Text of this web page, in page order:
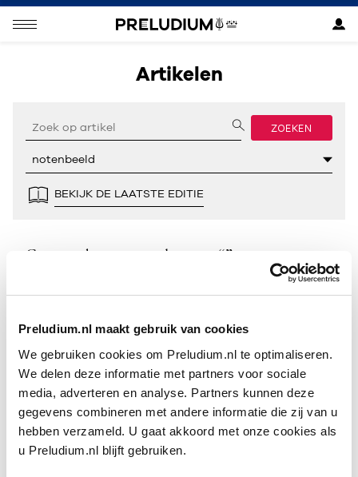
Preludium.nl maakt gebruik van cookies
We gebruiken cookies om Preludium.nl te optimaliseren.
We delen deze informatie met partners voor sociale
media, adverteren en analyse. Partners kunnen deze
gegevens combineren met andere informatie die zij van u
hebben verzameld. U gaat akkoord met onze cookies als
u Preludium.nl blijft gebruiken.
Artikelen
ZOEKEN
BEKIJK DE LAATSTE EDITIE
Geen resultaten gevonden voor “”.